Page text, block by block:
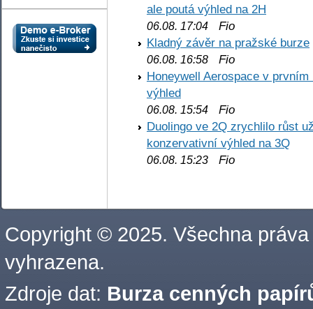
ale poutá výhled na 2H
06.08. 17:04 Fio
Kladný závěr na pražské burze
06.08. 16:58 Fio
Honeywell Aerospace v
výhled
06.08. 15:54 Fio
Duolingo ve 2Q zrychlilo růst
konzervativní výhled na 3Q
06.08. 15:23 Fio
Copyright © 2025. Všechna práva
vyhrazena.
Zdroje dat: Burza cenných